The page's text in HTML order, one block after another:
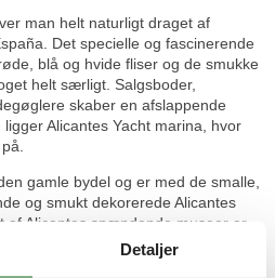
man helt naturligt draget af
Det specielle og fascinerende
blå og hvide fliser og de smukke
helt særligt. Salgsboder,
skaber en afslappende
Alicantes Yacht marina, hvor
gamle bydel og er med de smalle,
og smukt dekorerede Alicantes
af Alicantes spændende museer er
udstillinger, heriblandt også
regionens interessante
Detaljer